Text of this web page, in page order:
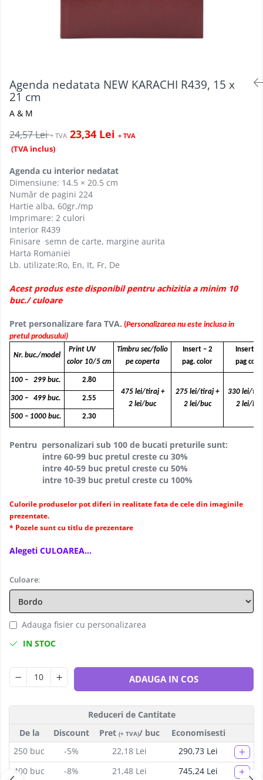
personalizate
Printuri, Bannere, Canvas
Printuri mici
Afise
Bloc notes
Carti de vizita
Plicuri personalizate
Taloane auto personalizabile
Printuri mari
Autocolant, Afise
Banner publicitar
Tablouri Canvas, Tapet
Tricouri
Tricouri Polo
Tricouri Copii
Sepci
Haine de lucru personalizate
Accesorii Haine de lucru
Bocanci
Lanyarduri si Ecusoane
Sacose, Rucsaci, Umbrele
Sacose bumbac
Sacose hartie
Sacose poliester
Rucsaci
Genti
Steaguri event
Memorii USB
Sticle termice, Termosuri, Cani
Sticle
Accesorii de birou
Firme luminoase
Echipamente de lucru si protectie
Marcare autovehicule
Agenda nedatata NEW KARACHI R439, 15 x
21 cm
A & M
24,57 Lei+ TVA 23,34 Lei + TVA
(TVA inclus)
Agenda cu interior nedatat
Dimensiune: 14.5 × 20.5 cm
Număr de pagini 224
Hartie alba, 60gr./mp
Imprimare: 2 culori
Interior R439
Finisare semn de carte, margine aurita
Harta Romaniei
Lb. utilizate:Ro, En, It, Fr, De
Acest produs este disponibil pentru achizitia a minim 10
buc./ culoare
Pret personalizare fara TVA. (Personalizarea nu este inclusa in
pretul produsului)
Nr. buc./model
Print UV
color 10/5 cm
Timbru sec/folio
pe coperta
Insert – 2
pag. color
Insert -
pag
100 – 299 buc.
2.80
475 lei/tiraj +
2 lei/buc
275 lei/tiraj +
2 lei/buc
330 lei/
2 lei/buc
300 – 499 buc. 2.55
500 – 1000 buc. 2.30
Pentru personalizari sub 100 de bucati preturile sunt:
intre 60-99 buc pretul creste cu 30%
intre 40-59 buc pretul creste cu 50%
intre 10-39 buc pretul creste cu 100%
Culorile produselor pot diferi in realitate fata de cele din imaginile
prezentate.
* Pozele sunt cu titlu de prezentare
Alegeti CULOAREA...
Culoare:
Adauga fisier cu personalizarea
IN STOC
ADAUGA IN COS
Reduceri de Cantitate
De la
Discount Pret (+ TVA)/ buc
Economisesti
250 buc -5% 22,18 Lei 290,73 Lei +
400 buc -8% 21,48 Lei 745,24 Lei +